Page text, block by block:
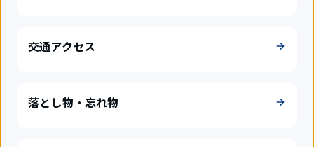
交通アクセス
落とし物・忘れ物